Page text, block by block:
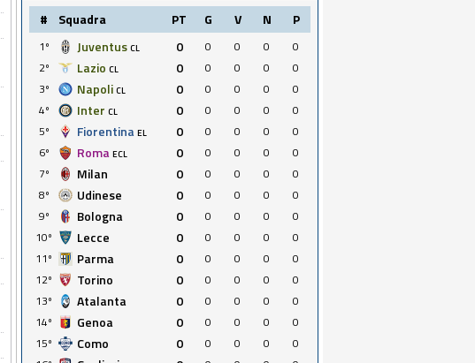
# Squadra PT G V N P
1º Juventus CL 0 0 0 0
0
2º
Lazio CL 0 0 0 0
0
3º
Napoli CL 0 0 0 0
0
4º
Inter CL 0 0 0 0
0
5º
Fiorentina EL 0 0 0 0
0
6º
Roma ECL 0 0 0 0
0
7º
Milan 0 0 0 0
0
8º
Udinese 0 0 0 0
0
9º
Bologna 0 0 0 0
0
10º
Lecce 0 0 0 0
0
11º
Parma 0 0 0 0
0
12º
Torino 0 0 0 0
0
13º
Atalanta 0 0 0 0
0
14º
Genoa 0 0 0 0
0
15º
Como 0 0 0 0
0